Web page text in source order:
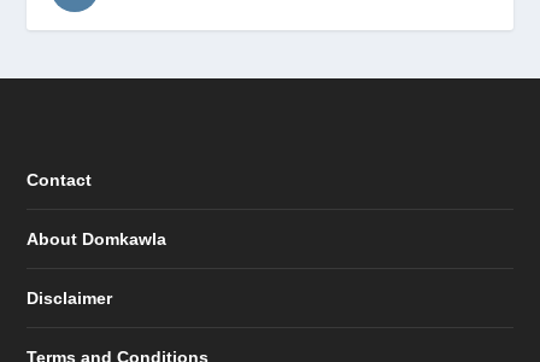
Contact
About Domkawla
Disclaimer
Terms and Conditions